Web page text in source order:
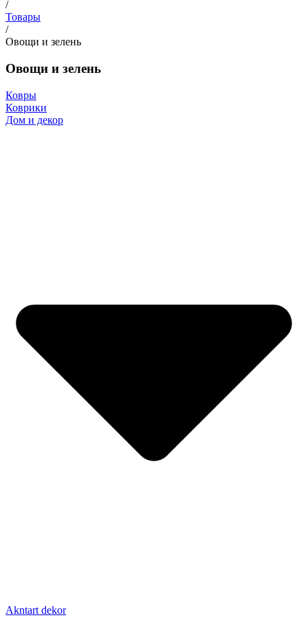
/
Товары
/
Овощи и зелень
Овощи и зелень
Ковры
Коврики
Дом и декор
Akntart dekor